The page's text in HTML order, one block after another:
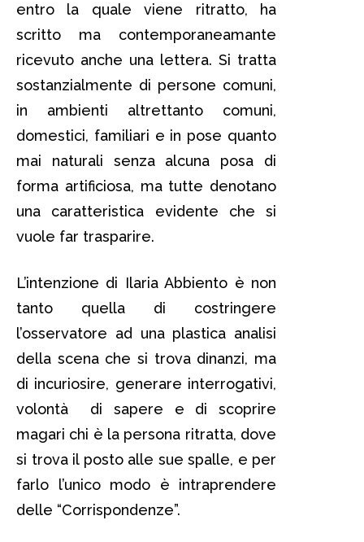
entro la quale viene ritratto, ha
scritto ma contemporaneamante
ricevuto anche una lettera. Si tratta
sostanzialmente di persone comuni,
in ambienti altrettanto comuni,
domestici, familiari e in pose quanto
mai naturali senza alcuna posa di
forma artificiosa, ma tutte denotano
una caratteristica evidente che si
vuole far trasparire.
L’intenzione di Ilaria Abbiento è non
tanto quella di costringere
l’osservatore ad una plastica analisi
della scena che si trova dinanzi, ma
di incuriosire, generare interrogativi,
volontà di sapere e di scoprire
magari chi è la persona ritratta, dove
si trova il posto alle sue spalle, e per
farlo l’unico modo è intraprendere
delle “Corrispondenze”.